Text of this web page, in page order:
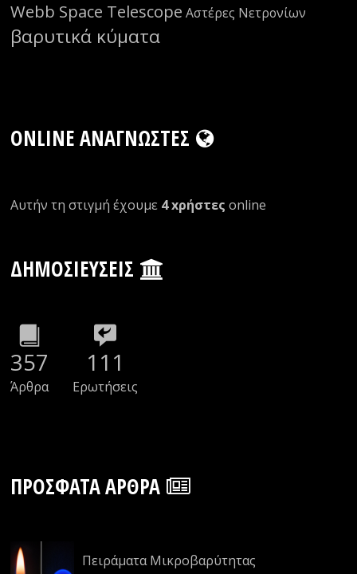
Webb Space Telescope Αστέρες Νετρονίων
βαρυτικά κύματα
ONLINE ΑΝΑΓΝΏΣΤΕΣ
Αυτήν τη στιγμή έχουμε 4 xρήστες οnline
ΔΗΜΟΣΙΕΎΣΕΙΣ
357
Άρθρα
111
Ερωτήσεις
ΠΡΌΣΦΑΤΑ ΆΡΘΡΑ
Πειράματα Μικροβαρύτητας